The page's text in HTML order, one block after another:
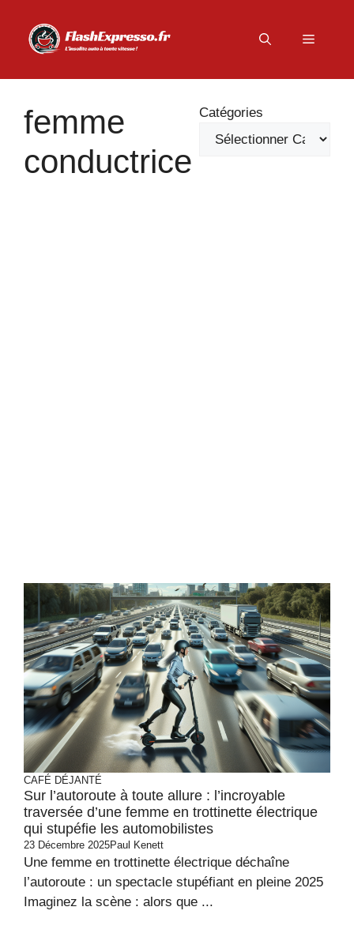
contenu
Menu
femme
conductrice
Catégories
CAFÉ DÉJANTÉ
Sur l’autoroute à toute allure : l’incroyable
traversée d’une femme en trottinette électrique
qui stupéfie les automobilistes
23 Décembre 2025Paul Kenett
Une femme en trottinette électrique déchaîne
l’autoroute : un spectacle stupéfiant en pleine 2025
Imaginez la scène : alors que ...